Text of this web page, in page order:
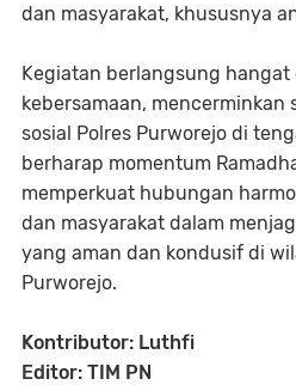
dan masyarakat, khususnya
Kegiatan berlangsung hangat
kebersamaan, mencerminkan
sosial Polres Purworejo di
berharap momentum
memperkuat hubungan
dan masyarakat dalam
yang aman dan kondusif di
Purworejo.
Kontributor: Luthfi
Editor: TIM PN